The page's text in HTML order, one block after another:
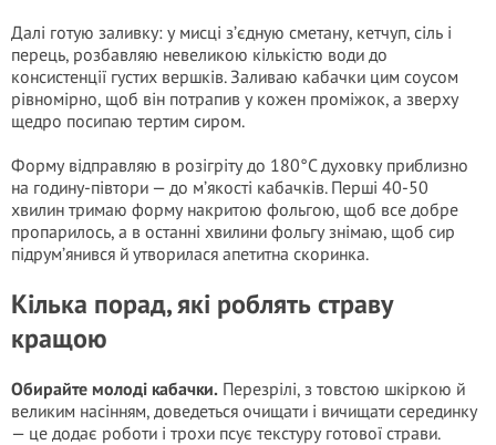
Далі готую заливку: у мисці з’єдную сметану, кетчуп, сіль і
перець, розбавляю невеликою кількістю води до
консистенції густих вершків. Заливаю кабачки цим соусом
рівномірно, щоб він потрапив у кожен проміжок, а зверху
щедро посипаю тертим сиром.
Форму відправляю в розігріту до 180°C духовку приблизно
на годину-півтори — до м’якості кабачків. Перші 40-50
хвилин тримаю форму накритою фольгою, щоб все добре
пропарилось, а в останні хвилини фольгу знімаю, щоб сир
підрум’янився й утворилася апетитна скоринка.
Кілька порад, які роблять страву
кращою
Обирайте молоді кабачки. Перезрілі, з товстою шкіркою й
великим насінням, доведеться очищати і вичищати серединку
— це додає роботи і трохи псує текстуру готової страви.